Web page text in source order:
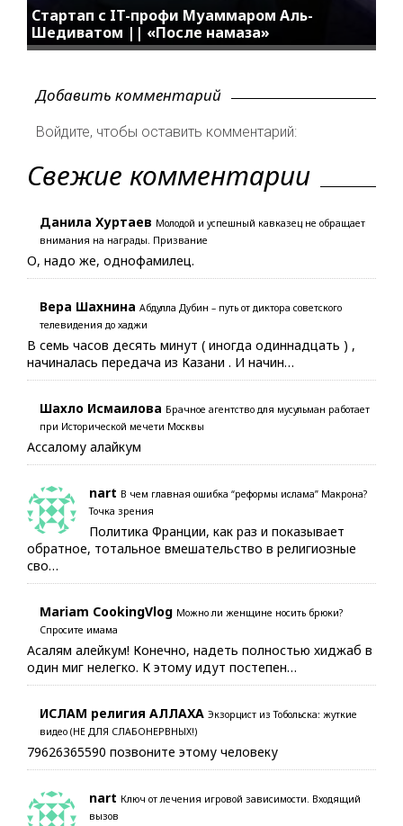
Стартап с IT-профи Муаммаром Аль-
Шедиватом || «После намаза»
Добавить комментарий
Войдите, чтобы оставить комментарий:
Свежие комментарии
Данила Хуртаев Молодой и успешный кавказец не обращает
внимания на награды. Призвание
О, надо же, однофамилец.
Вера Шахнина Абдулла Дубин – путь от диктора советского
телевидения до хаджи
В семь часов десять минут ( иногда одиннадцать ) ,
начиналась передача из Казани . И начин…
Шахло Исмаилова Брачное агентство для мусульман работает
при Исторической мечети Москвы
Ассалому алайкум
nart В чем главная ошибка “реформы ислама” Макрона?
Точка зрения
Политика Франции, как раз и показывает
обратное, тотальное вмешательство в религиозные
сво…
Mariam CookingVlog Можно ли женщине носить брюки?
Спросите имама
Асалям алейкум! Конечно, надеть полностью хиджаб в
один миг нелегко. К этому идут постепен…
ИСЛАМ религия АЛЛАХА Экзорцист из Тобольска: жуткие
видео (НЕ ДЛЯ СЛАБОНЕРВНЫХ!)
79626365590 позвоните этому человеку
nart Ключ от лечения игровой зависимости. Входящий
вызов